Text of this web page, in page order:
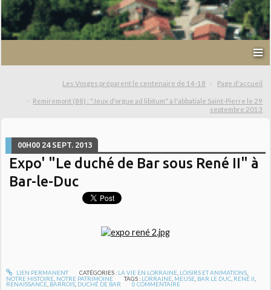
Les Vosges préparent le centenaire de 14-18 Page d'accueil
Remiremont (88) : "Jeux d'orgue ad libitum" à l'abbatiale Saint-Pierre le 29
septembre 2013
00H00 24 SEPT. 2013
Expo' "Le duché de Bar sous René II" à
Bar-le-Duc
LIEN PERMANENT CATÉGORIES : LA VIE EN LORRAINE, LOISIRS ET ANIMATIONS,
NOTRE HISTOIRE NOTRE PATRIMOINE TAGS : LORRAINE MEUSE BAR LE DUC RENÉ II
RENAISSANCE BARROIS DUCHÉ DE BAR 0 COMMENTAIRE